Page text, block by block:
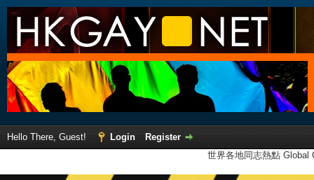
Hello There, Guest! Login
Register
世界各地同志熱點